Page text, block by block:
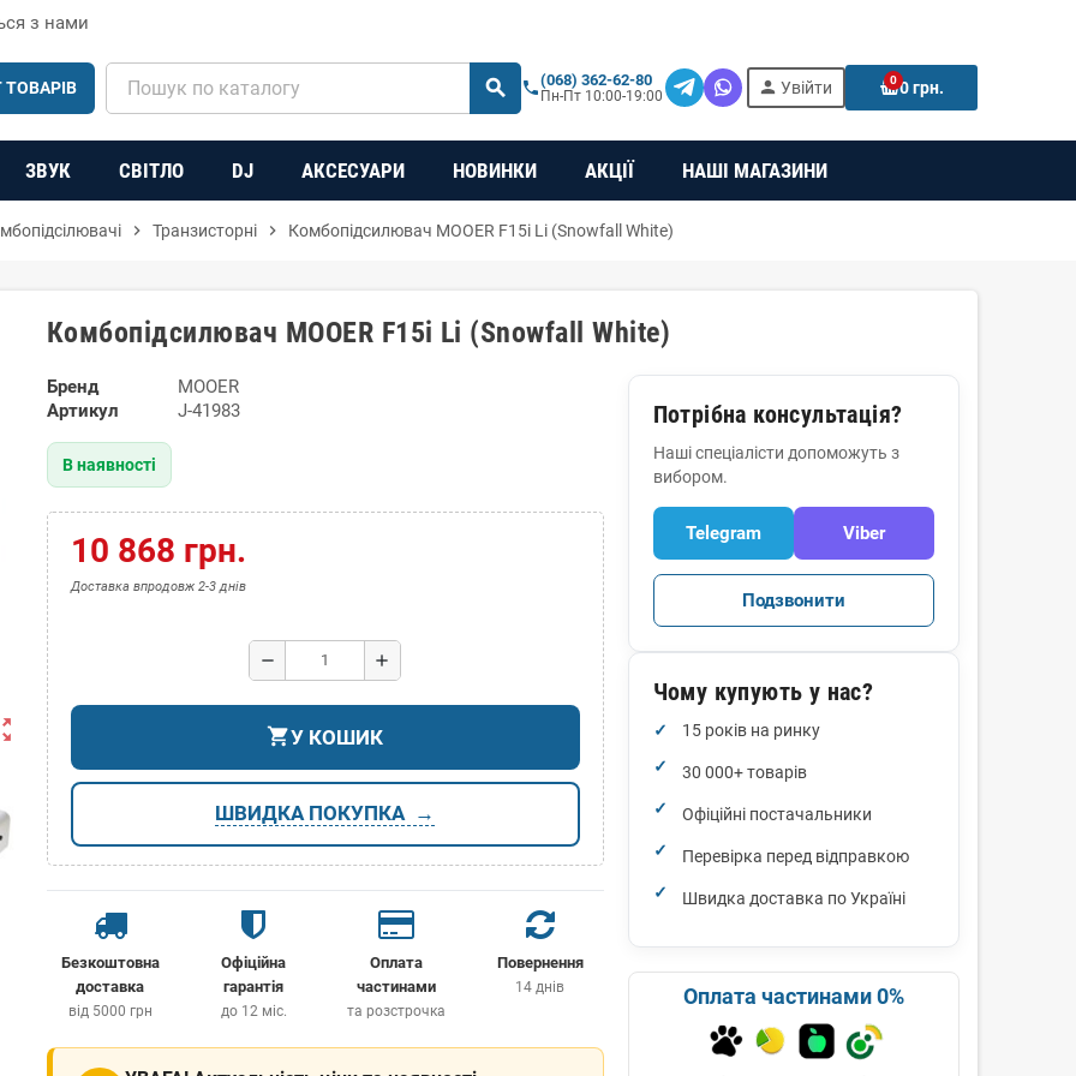
з нами
ТОВАРІВ search person Увійти 00 грн.
phone(068) 362-62-80
Пн-Пт 10:00-19:00
ЗВУК СВІТЛО DJ АКСЕСУАРИ НОВИНКИ АКЦІЇ НАШІ МАГАЗИНИ
chevron_right Транзисторні chevron_right Комбопідсилювач MOOER F15i Li (Snowfall White)
Комбопідсилювач MOOER F15i Li (Snowfall White)
Бренд
MOOER
Артикул
J-41983
В наявності
10 868 грн.
Доставка впродовж 2-3 днів
remove add
shopping_cartУ КОШИК
ШВИДКА ПОКУПКА
Безкоштовна
доставка
від 5000 грн
Офіційна
гарантія
до 12 міс.
Оплата
частинами
та розстрочка
Повернення
14 днів
Потрібна консультація?
Наші спеціалісти допоможуть з
вибором.
Telegram Viber
Подзвонити
Чому купують у нас?
15 років на ринку
30 000+ товарів
Офіційні постачальники
Перевірка перед відправкою
Швидка доставка по Україні
Оплата частинами 0%